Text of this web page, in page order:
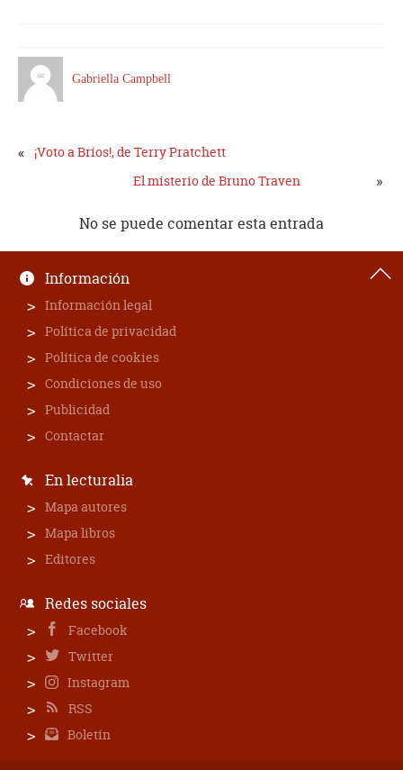
Gabriella Campbell
«
¡Voto a Bríos!, de Terry Pratchett
El misterio de Bruno Traven
»
No se puede comentar esta entrada
Información
Información legal
Política de privacidad
Política de cookies
Condiciones de uso
Publicidad
Contactar
En lecturalia
Mapa autores
Mapa libros
Editores
Redes sociales
Facebook
Twitter
Instagram
RSS
Boletín